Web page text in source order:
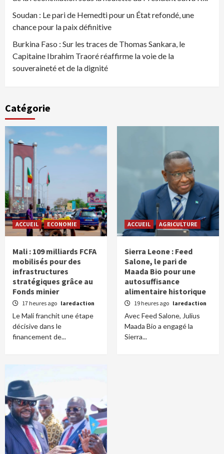
Soudan : Le pari de Hemedti pour un État refondé, une
chance pour la paix définitive
Burkina Faso : Sur les traces de Thomas Sankara, le
Capitaine Ibrahim Traoré réaffirme la voie de la
souveraineté et de la dignité
Catégorie
ACCUEIL ECONOMIE
Mali : 109 milliards FCFA
mobilisés pour des
infrastructures
stratégiques grâce au
Fonds minier
17 heures ago laredaction
Le Mali franchit une étape
décisive dans le
financement de...
ACCUEIL AGRICULTURE
Sierra Leone : Feed
Salone, le pari de
Maada Bio pour une
autosuffisance
alimentaire historique
19 heures ago laredaction
Avec Feed Salone, Julius
Maada Bio a engagé la
Sierra...